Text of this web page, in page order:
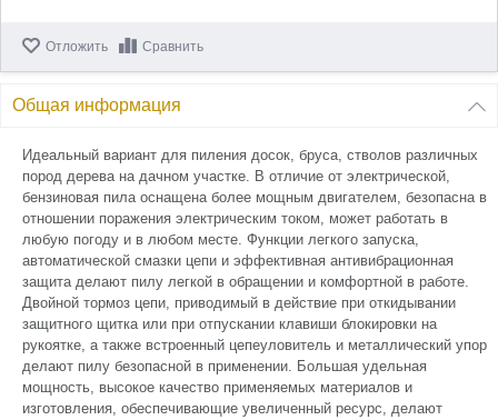
Цена (Р)
Поз. в схеме
Название
Шайба D5 #F
UM04-000-003
Кол-во по схеме 8
Кол-во в корзину
+
−
Цена (Р) 103
Отложить Сравнить
Общая информация
Идеальный вариант для пиления досок, бруса, стволов различных
пород дерева на дачном участке. В отличие от электрической,
бензиновая пила оснащена более мощным двигателем, безопасна в
отношении поражения электрическим током, может работать в
любую погоду и в любом месте. Функции легкого запуска,
автоматической смазки цепи и эффективная антивибрационная
защита делают пилу легкой в обращении и комфортной в работе.
Двойной тормоз цепи, приводимый в действие при откидывании
защитного щитка или при отпускании клавиши блокировки на
рукоятке, а также встроенный цепеуловитель и металлический упор
делают пилу безопасной в применении. Большая удельная
мощность, высокое качество применяемых материалов и
изготовления, обеспечивающие увеличенный ресурс, делают